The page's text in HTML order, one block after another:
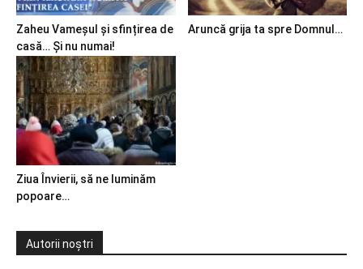
Zaheu Vameșul și sfințirea de
casă… Și nu numai!
Aruncă grija ta spre Domnul…
Ziua Învierii, să ne luminăm
popoare…
Autorii noștri